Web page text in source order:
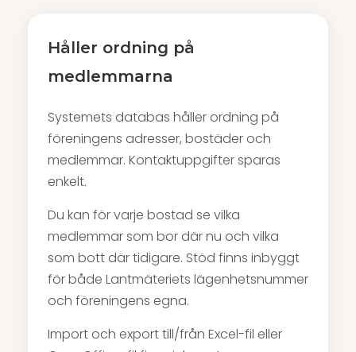
Håller ordning på
medlemmarna
Systemets databas håller ordning på
föreningens adresser, bostäder och
medlemmar. Kontaktuppgifter sparas
enkelt.
Du kan för varje bostad se vilka
medlemmar som bor där nu och vilka
som bott där tidigare. Stöd finns inbyggt
för både Lantmäteriets lägenhetsnummer
och föreningens egna.
Import och export till/från Excel-fil eller